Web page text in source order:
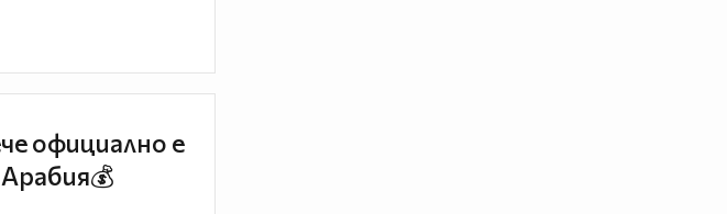
официално е